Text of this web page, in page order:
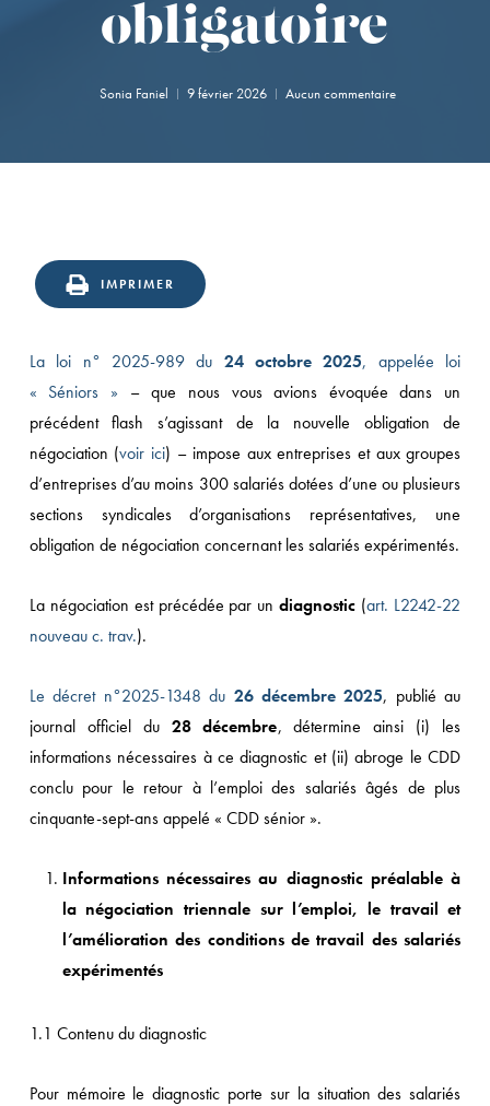
obligatoire
Sonia Faniel 9 février 2026 Aucun commentaire
IMPRIMER
La loi n° 2025-989 du 24 octobre 2025, appelée loi
« Séniors » – que nous vous avions évoquée dans un
précédent flash s’agissant de la nouvelle obligation de
négociation (voir ici) – impose aux entreprises et aux groupes
d’entreprises d’au moins 300 salariés dotées d’une ou plusieurs
sections syndicales d’organisations représentatives, une
obligation de négociation concernant les salariés expérimentés.
La négociation est précédée par undiagnostic (art. L2242-22
nouveau c. trav.).
Le décret n°2025-1348 du 26 décembre 2025, publié au
journal officiel du 28 décembre, détermine ainsi (i) les
informations nécessaires à ce diagnostic et (ii) abroge le CDD
conclu pour le retour à l’emploi des salariés âgés de plus
cinquante-sept-ans appelé « CDD sénior ».
Informations nécessaires au diagnostic préalable à
la négociation triennale sur l’emploi, le travail et
l’amélioration des conditions de travail des salariés
expérimentés
1.1 Contenu du diagnostic
Pour mémoire le diagnostic porte sur la situation des salariés